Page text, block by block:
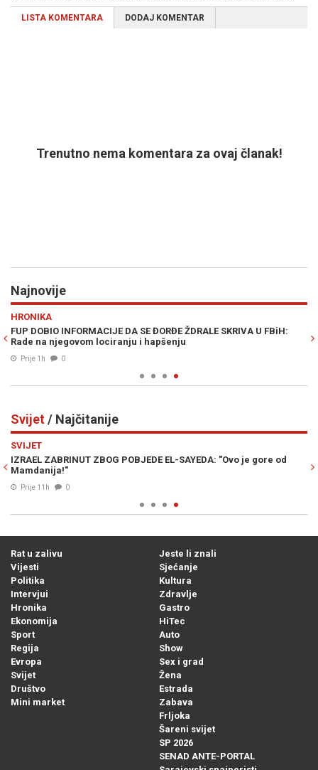
LISTA KOMENTARA DODAJ KOMENTAR
Trenutno nema komentara za ovaj članak!
Najnovije
STOLU: Wilkerson upozorava na
u ratu sa Iranom
HARIS TABAKOVIĆ
postigao prvijenac za
Svijet/ Najčitanije
Iran potvrdio da je imao spremne
je došlo do preokreta u zadnji čas
DRAMA U
Trumpa –„On je najveći
Rat u zalivu
Vijesti
Politika
Intervjui
Hronika
Ekonomija
Sport
Regija
Evropa
Svijet
Društvo
Mini market
Jeste li znali
Sjećanje
Kultura
Zdravlje
Gastro
HiTec
Auto
Show
Sex i grad
Žena
Estrada
Zabava
Frljoka
Šareni svijet
SP 2026
SENAD ANTE-PORTAL